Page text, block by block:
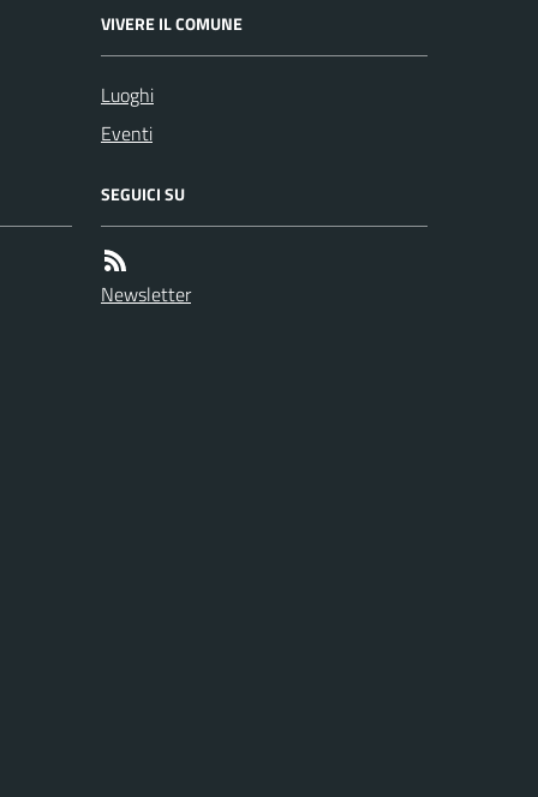
VIVERE IL COMUNE
Luoghi
Eventi
SEGUICI SU
Newsletter